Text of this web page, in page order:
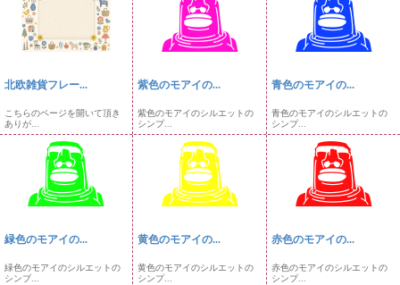
北欧雑貨フレー...
こちらのページを開いて頂き
ありが...
紫色のモアイの...
紫色のモアイのシルエットの
シンプ...
青色のモアイの...
青色のモアイのシルエットの
シンプ...
緑色のモアイの...
緑色のモアイのシルエットの
シンプ...
黄色のモアイの...
黄色のモアイのシルエットの
シンプ...
赤色のモアイの...
赤色のモアイのシルエットの
シンプ...